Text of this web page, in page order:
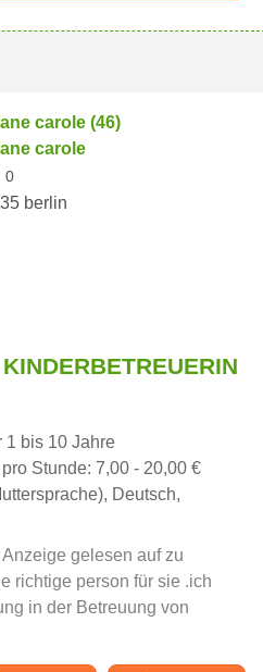
carole (46)
carole
0
berlin
1 bis 10 Jahre
Stunde: 7,00 - 20,00 €
Deutsch,
gelesen auf zu
richtige person für sie .ich
in der Betreuung von